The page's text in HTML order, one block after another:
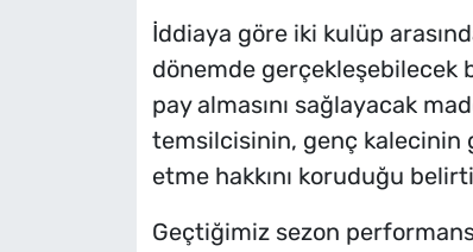
İddiaya göre iki kulüp
dönemde gerçekleşebilecek
pay almasını sağlayacak
temsilcisinin, genç kalecinin
etme hakkını koruduğu
Geçtiğimiz sezon